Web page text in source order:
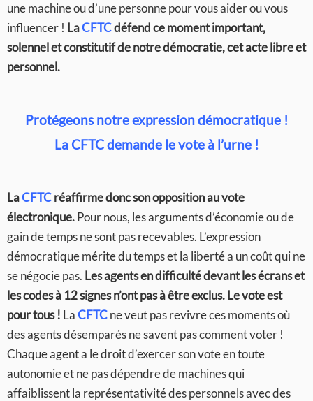
une machine ou d’une personne pour vous aider ou vous
influencer ! LaCFTCdéfend ce moment important,
solennel et constitutif de notre démocratie, cet acte libre et
personnel.
Protégeons notre expression démocratique !
La CFTC demande le vote à l’urne !
LaCFTCréaffirme donc son opposition au vote
électronique.Pour nous, les arguments d’économie ou de
gain de temps ne sont pas recevables. L’expression
démocratique mérite du temps et la liberté a un coût qui ne
se négocie pas. Les agents en difficulté devant les écrans et
les codes à 12 signes n’ont pas à être exclus. Le vote est
pour tous ! LaCFTCne veut pas revivre ces moments où
des agents désemparés ne savent pas comment voter !
Chaque agent a le droit d’exercer son vote en toute
autonomie et ne pas dépendre de machines qui
affaiblissent la représentativité des personnels avec des